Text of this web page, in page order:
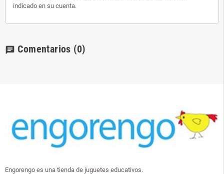
indicado en su cuenta.
chat Comentarios (0)
Engorengo es una tienda de juguetes educativos.